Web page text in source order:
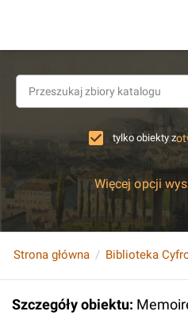
tylko obiekty z
Więcej opcji
Strona główna Biblioteka
Szczegóły obiektu: